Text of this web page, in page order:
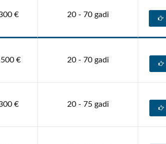
€ 20 - 70 gadi
€ 20 - 70 gadi
€ 20 - 75 gadi